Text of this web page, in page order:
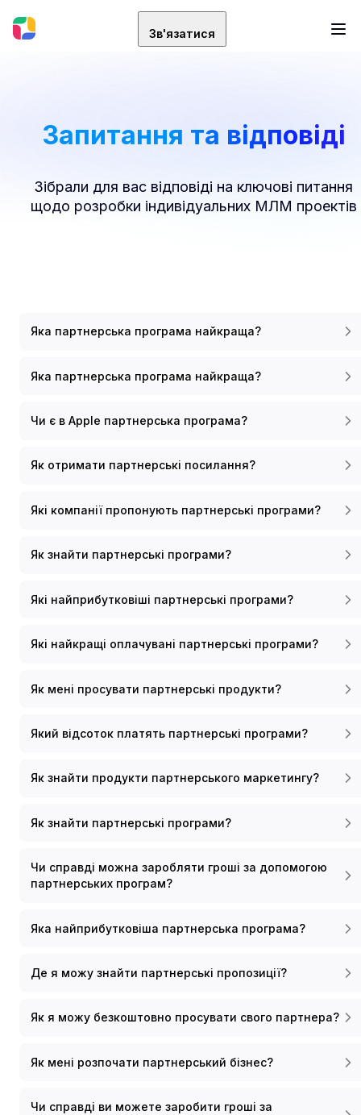
Зв'язатися
Запитання та відповіді
Зібрали для вас відповіді на ключові питання
щодо розробки індивідуальних МЛМ проектів
Яка партнерська програма найкраща?
Яка партнерська програма найкраща?
Чи є в Apple партнерська програма?
Як отримати партнерські посилання?
Які компанії пропонують партнерські програми?
Як знайти партнерські програми?
Які найприбутковіші партнерські програми?
Які найкращі оплачувані партнерські програми?
Як мені просувати партнерські продукти?
Який відсоток платять партнерські програми?
Як знайти продукти партнерського маркетингу?
Як знайти партнерські програми?
Чи справді можна заробляти гроші за допомогою
партнерських програм?
Яка найприбутковіша партнерська програма?
Де я можу знайти партнерські пропозиції?
Як я можу безкоштовно просувати свого партнера?
Як мені розпочати партнерський бізнес?
Чи справді ви можете заробити гроші за